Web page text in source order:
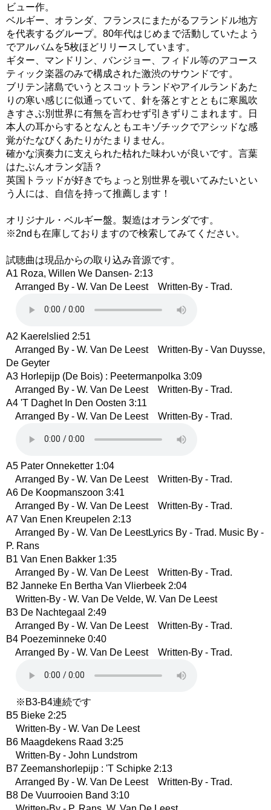
ビュー作。
ベルギー、オランダ、フランスにまたがるフランドル地方
を代表するグループ。80年代はじめまで活動していたよう
でアルバムを5枚ほどリリースしています。
ギター、マンドリン、バンジョー、フィドル等のアコース
ティック楽器のみで構成された激渋のサウンドです。
ブリテン諸島でいうとスコットランドやアイルランドあた
りの寒い感じに似通っていて、針を落とすとともに寒風吹
きすさぶ別世界に有無を言わせず引きずりこまれます。日
本人の耳からするとなんともエキゾチックでアシッドな感
覚がたなびくあたりがたまりません。
確かな演奏力に支えられた枯れた味わいが良いです。言葉
はたぶんオランダ語？
英国トラッドが好きでちょっと別世界を覗いてみたいとい
う人には、自信を持って推薦します！
オリジナル・ベルギー盤。製造はオランダです。
※2ndも在庫しておりますので検索してみてください。
試聴曲は現品からの取り込み音源です。
A1 Roza, Willen We Dansen- 2:13
Arranged By - W. Van De Leest Written-By - Trad.
A2 Kaerelslied 2:51
Arranged By - W. Van De Leest Written-By - Van Duysse,
De Geyter
A3 Horlepijp (De Bois) : Peetermanpolka 3:09
Arranged By - W. Van De Leest Written-By - Trad.
A4 'T Daghet In Den Oosten 3:11
Arranged By - W. Van De Leest Written-By - Trad.
A5 Pater Onneketter 1:04
Arranged By - W. Van De Leest Written-By - Trad.
A6 De Koopmanszoon 3:41
Arranged By - W. Van De Leest Written-By - Trad.
A7 Van Enen Kreupelen 2:13
Arranged By - W. Van De LeestLyrics By - Trad. Music By -
P. Rans
B1 Van Enen Bakker 1:35
Arranged By - W. Van De Leest Written-By - Trad.
B2 Janneke En Bertha Van Vlierbeek 2:04
Written-By - W. Van De Velde, W. Van De Leest
B3 De Nachtegaal 2:49
Arranged By - W. Van De Leest Written-By - Trad.
B4 Poezeminneke 0:40
Arranged By - W. Van De Leest Written-By - Trad.
※B3-B4連続です
B5 Bieke 2:25
Written-By - W. Van De Leest
B6 Maagdekens Raad 3:25
Written-By - John Lundstrom
B7 Zeemanshorlepijp : 'T Schipke 2:13
Arranged By - W. Van De Leest Written-By - Trad.
B8 De Vuurrooien Band 3:10